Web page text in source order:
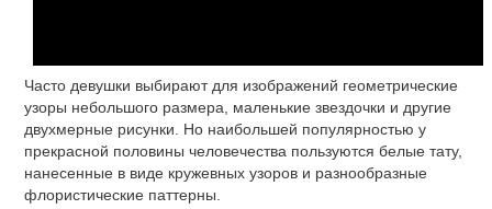
Часто девушки выбирают для изображений геометрические
узоры небольшого размера, маленькие звездочки и другие
двухмерные рисунки. Но наибольшей популярностью у
прекрасной половины человечества пользуются белые тату,
нанесенные в виде кружевных узоров и разнообразные
флористические паттерны.